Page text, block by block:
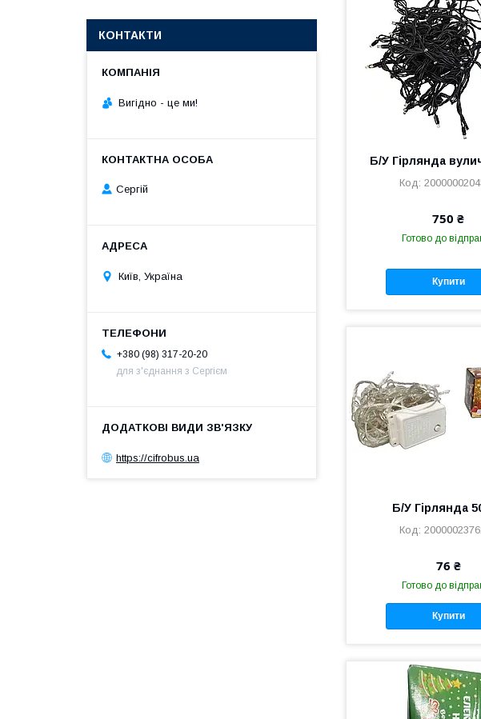
Б/У Гірлянда
750 ₴
Готово до
Купити
Б/У Гірлянда
76 ₴
Готово до
Купити
КОНТАКТИ
Вигiдно - це ми!
Сергій
Київ, Україна
+380 (98) 317-20-20
для з'єднання з Сергієм
https://cifrobus.ua